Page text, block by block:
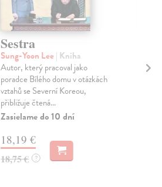
Sestra
Sung-Yoon Lee | Kniha
Autor, který pracoval jako
poradce Bílého domu v otázkách
vztahů se Severní Koreou,
přibližuje čtená...
Zasielame do 10 dní
18,19 €
18,75 € ?